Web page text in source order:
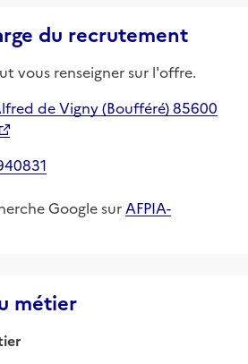
du recrutement
vous renseigner sur l'offre.
de Vigny (Boufféré) 85600
Google sur AFPIA-
métier